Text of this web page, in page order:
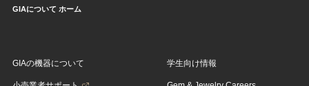
GIAについて ホーム
GIAの機器について 学生向け情報